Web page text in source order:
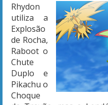
Rhydon
utiliza a
Explosão
de Rocha,
Raboot o
Chute
Duplo e
Pikachu o
Choque